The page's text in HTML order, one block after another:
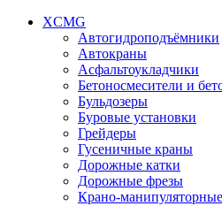
XCMG
Автогидроподъёмники
Автокраны
Асфальтоукладчики
Бетоносмесители и
Бульдозеры
Буровые установки
Грейдеры
Гусеничные краны
Дорожные катки
Дорожные фрезы
Крано-